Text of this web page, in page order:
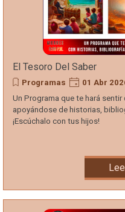
El Tesoro Del Saber
Programas 01 Abr
Un Programa que te hará
apoyándose de historias,
¡Escúchalo con tus hijos!